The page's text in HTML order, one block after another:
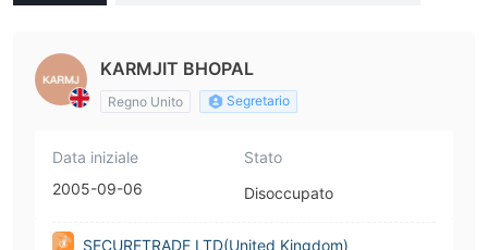
KARMJIT BHOPAL
Regno Unito Segretario
Data iniziale
2005-09-06
Stato
Disoccupato
SECURETRADE LTD(United Kingdom)